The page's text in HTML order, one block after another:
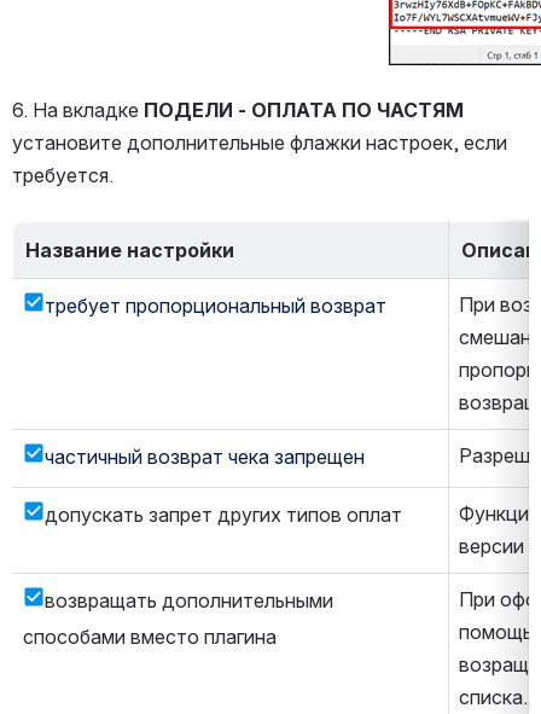
6. На вкладке ПОДЕЛИ - ОПЛАТА ПО ЧАСТЯМ
установите дополнительные флажки настроек, если
требуется.
Название настройки
требует пропорциональный возврат
При
частичный возврат чека запрещен
допускать запрет других типов оплат
версии
возвращать дополнительными
способами вместо плагина
При
списка.